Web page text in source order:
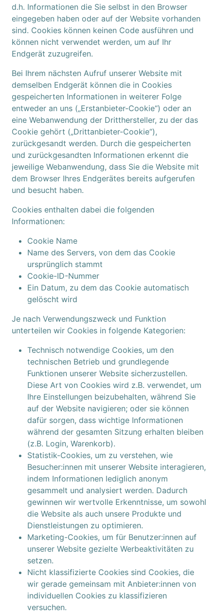
d.h. Informationen die Sie selbst in den Browser
eingegeben haben oder auf der Website vorhanden
sind. Cookies können keinen Code ausführen und
können nicht verwendet werden, um auf Ihr
Endgerät zuzugreifen.
Bei Ihrem nächsten Aufruf unserer Website mit
demselben Endgerät können die in Cookies
gespeicherten Informationen in weiterer Folge
entweder an uns („Erstanbieter-Cookie“) oder an
eine Webanwendung der Dritthersteller, zu der das
Cookie gehört („Drittanbieter-Cookie“),
zurückgesandt werden. Durch die gespeicherten
und zurückgesandten Informationen erkennt die
jeweilige Webanwendung, dass Sie die Website mit
dem Browser Ihres Endgerätes bereits aufgerufen
und besucht haben.
Cookies enthalten dabei die folgenden
Informationen:
Cookie Name
Name des Servers, von dem das Cookie
ursprünglich stammt
Cookie-ID-Nummer
Ein Datum, zu dem das Cookie automatisch
gelöscht wird
Je nach Verwendungszweck und Funktion
unterteilen wir Cookies in folgende Kategorien:
Technisch notwendige Cookies, um den
technischen Betrieb und grundlegende
Funktionen unserer Website sicherzustellen.
Diese Art von Cookies wird z.B. verwendet, um
Ihre Einstellungen beizubehalten, während Sie
auf der Website navigieren; oder sie können
dafür sorgen, dass wichtige Informationen
während der gesamten Sitzung erhalten bleiben
(z.B. Login, Warenkorb).
Statistik-Cookies, um zu verstehen, wie
Besucher:innen mit unserer Website interagieren,
indem Informationen lediglich anonym
gesammelt und analysiert werden. Dadurch
gewinnen wir wertvolle Erkenntnisse, um sowohl
die Website als auch unsere Produkte und
Dienstleistungen zu optimieren.
Marketing-Cookies, um für Benutzer:innen auf
unserer Website gezielte Werbeaktivitäten zu
setzen.
Nicht klassifizierte Cookies sind Cookies, die
wir gerade gemeinsam mit Anbieter:innen von
individuellen Cookies zu klassifizieren
versuchen.